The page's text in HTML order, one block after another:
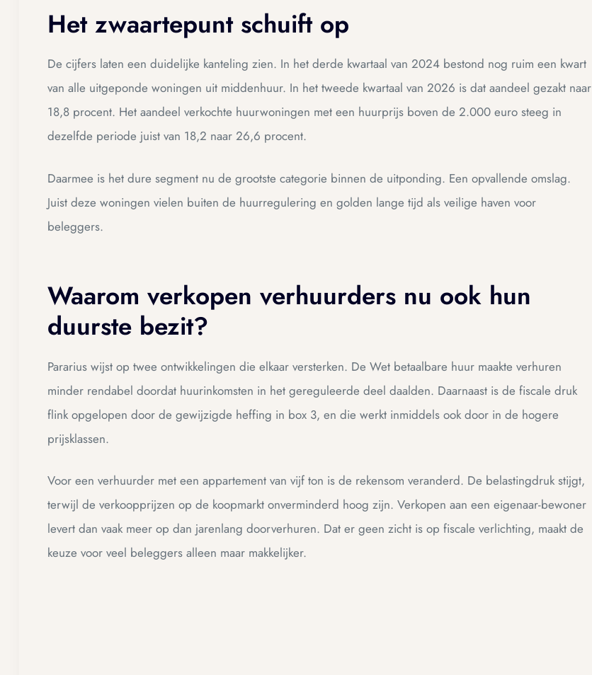
Het zwaartepunt schuift op
De cijfers laten een duidelijke kanteling zien. In het derde kwartaal van 2024 bestond nog ruim een kwart
van alle uitgeponde woningen uit middenhuur. In het tweede kwartaal van 2026 is dat aandeel gezakt naar
18,8 procent. Het aandeel verkochte huurwoningen met een huurprijs boven de 2.000 euro steeg in
dezelfde periode juist van 18,2 naar 26,6 procent.
Daarmee is het dure segment nu de grootste categorie binnen de uitponding. Een opvallende omslag.
Juist deze woningen vielen buiten de huurregulering en golden lange tijd als veilige haven voor
beleggers.
Waarom verkopen verhuurders nu ook hun
duurste bezit?
Pararius wijst op twee ontwikkelingen die elkaar versterken. De Wet betaalbare huur maakte verhuren
minder rendabel doordat huurinkomsten in het gereguleerde deel daalden. Daarnaast is de fiscale druk
flink opgelopen door de gewijzigde heffing in box 3, en die werkt inmiddels ook door in de hogere
prijsklassen.
Voor een verhuurder met een appartement van vijf ton is de rekensom veranderd. De belastingdruk stijgt,
terwijl de verkoopprijzen op de koopmarkt onverminderd hoog zijn. Verkopen aan een eigenaar-bewoner
levert dan vaak meer op dan jarenlang doorverhuren. Dat er geen zicht is op fiscale verlichting, maakt de
keuze voor veel beleggers alleen maar makkelijker.